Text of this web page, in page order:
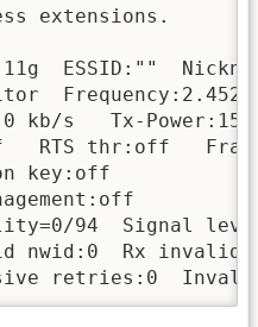
extensions.
ESSID:""
kb/s   Tx-
RTS thr:off
key:off
94  Signal
nwid:0  Rx invalid
retries:0